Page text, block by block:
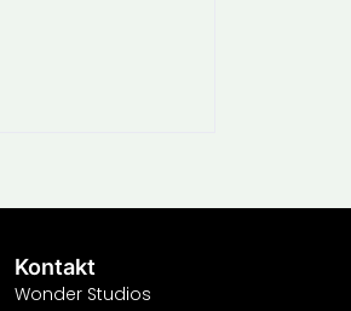
Kontakt
Wonder Studios